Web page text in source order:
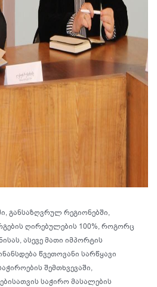
განსაზღვრულ რეგიონებში,
ღირებულების 100%, როგორც
ასევე მათი იმპორტის
წვეთოვანი სარწყავი
შემთხვევაში,
საჭირო მასალების